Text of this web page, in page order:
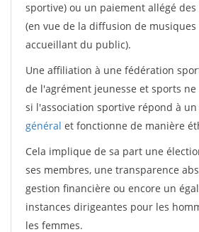
sportive) ou un paiement allégé des
(en vue de la diffusion de
accueillant du public).
Une affiliation à une fédération
de l'agrément jeunesse et sports
si l'association sportive répond à un
général et fonctionne de manière
Cela implique de sa part une
ses membres, une transparence
gestion financière ou encore un
instances dirigeantes pour les
les femmes.